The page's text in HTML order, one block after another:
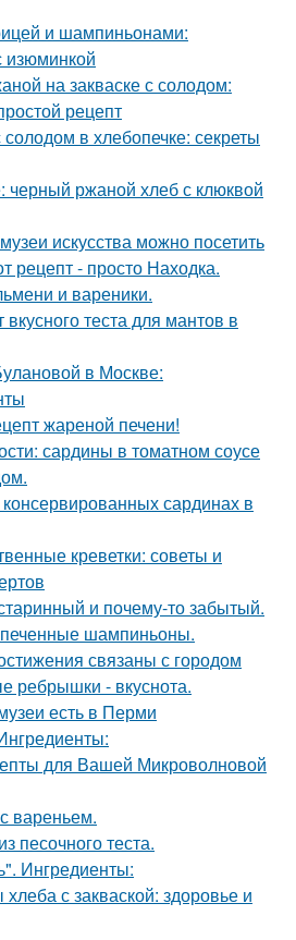
и шампиньонами:
изюминкой
на закваске с солодом:
рецепт
в хлебопечке: секреты
черный ржаной хлеб с клюквой
искусства можно посетить
рецепт - просто Находка.
и вареники.
теста для мантов в
в Москве:
жареной печени!
сардины в томатном соусе
сардинах в
креветки: советы и
и почему-то забытый.
шампиньоны.
связаны с городом
ребрышки - вкуснота.
есть в Перми
для Вашей Микроволновой
вареньем.
песочного теста.
Ингредиенты:
с закваской: здоровье и